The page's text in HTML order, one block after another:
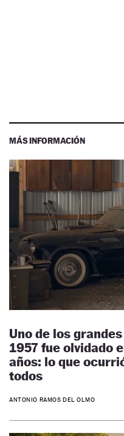
MÁS INFORMACIÓN
Uno de los
1957 fue olvidado
años: lo que
todos
ANTONIO RAMOS DEL OLMO